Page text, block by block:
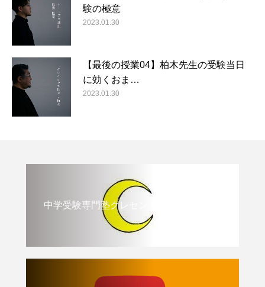
験の極意
2023.01.30
【最後の授業04】柏木先生の受験当日
に効くおま…
2023.01.30
中学受験専門塾クレセント